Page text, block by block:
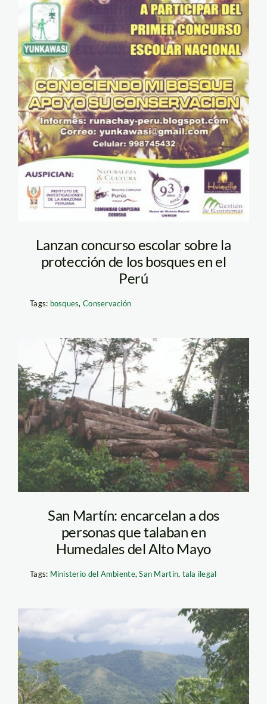
Lanzan concurso escolar sobre la
protección de los bosques en el
Perú
Tags: bosques,Conservación
San Martín: encarcelan a dos
personas que talaban en
Humedales del Alto Mayo
Tags: Ministerio del Ambiente,San Martín, tala ilegal
bosque_minam